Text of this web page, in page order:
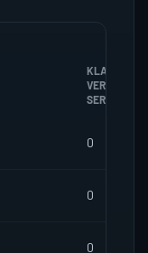
KLANA
VERDIGI
SEREF
0
0
0